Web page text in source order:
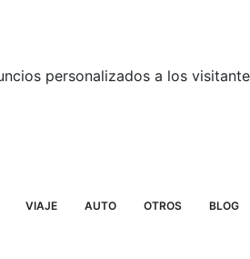
personalizados a los
VIAJE AUTO OTROS BLOG